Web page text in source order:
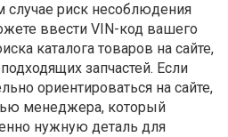
случае риск несоблюдения
ввести VIN-код вашего
каталога товаров на сайте,
запчастей. Если
ориентироваться на сайте,
менеджера, который
нужную деталь для